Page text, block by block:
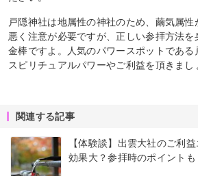
戸隠神社は地属性の神社のため、繭気属
悪く注意が必要ですが、正しい参拝方法を
金棒ですよ。人気のパワースポットであ
スピリチュアルパワーやご利益を頂きまし
関連する記事
【体験談】出雲大社のご利
効果大？参拝時のポイントも